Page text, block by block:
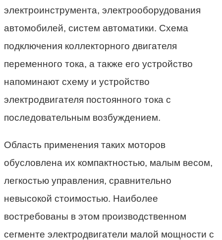
электроинструмента, электрооборудования
автомобилей, систем автоматики. Схема
подключения коллекторного двигателя
переменного тока, а также его устройство
напоминают схему и устройство
электродвигателя постоянного тока с
последовательным возбуждением.
Область применения таких моторов
обусловлена их компактностью, малым весом,
легкостью управления, сравнительно
невысокой стоимостью. Наиболее
востребованы в этом производственном
сегменте электродвигатели малой мощности с